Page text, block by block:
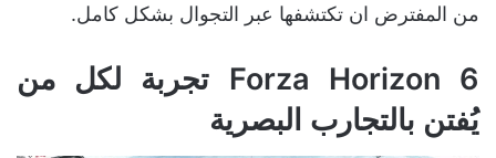
من المفترض ان تكتشفها عبر التجوال بشكل كامل.
Forza Horizon 6 تجربة لكل من
يُفتن بالتجارب البصرية